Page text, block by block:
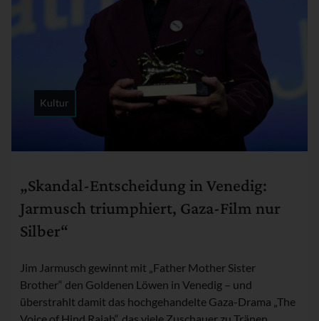
„Skandal-Entscheidung in Venedig:
Jarmusch triumphiert, Gaza-Film nur
Silber“
Jim Jarmusch gewinnt mit „Father Mother Sister
Brother“ den Goldenen Löwen in Venedig – und
überstrahlt damit das hochgehandelte Gaza-Drama „The
Voice of Hind Rajab“, das viele Zuschauer zu Tränen
Kultur